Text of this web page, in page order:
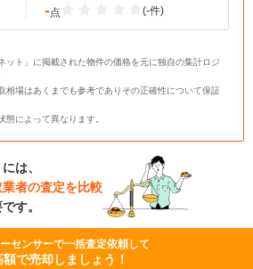
-点 (-件)
ト」に掲載された物件の価格を元に独自の集計ロジ
相場はあくまでも参考でありその正確性について保証
によって異なります。
は、
者の査定を比較
す。
センサーで一括査定依頼して
額で売却しましょう！